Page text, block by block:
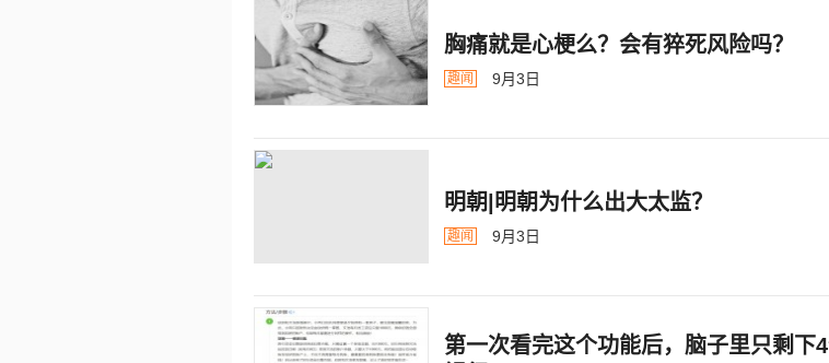
胸痛就是心梗么？会有猝死风险吗？
趣闻 9月3日
明朝|明朝为什么出大太监？ ​​​
趣闻 9月3日
第一次看完这个功能后，脑子里只剩下